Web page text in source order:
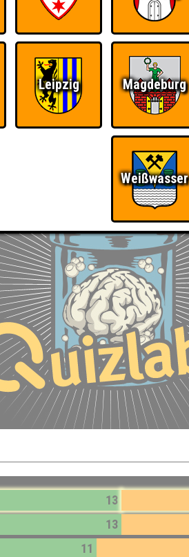
HIGHSCORE RESERVIERUNG
Bahnhof
13
13
11
Leipzig Magdeburg
Weißwasser